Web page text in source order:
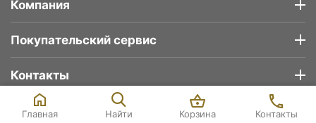
Компания
Покупательский сервис
Контакты
© 2026 Deltatech.kg
Главная Найти Корзина Контакты